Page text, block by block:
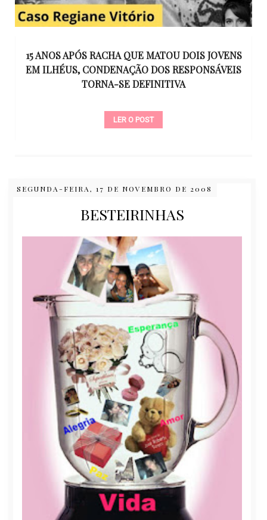
15 ANOS APÓS RACHA QUE MATOU DOIS JOVENS
EM ILHÉUS, CONDENAÇÃO DOS RESPONSÁVEIS
TORNA-SE DEFINITIVA
LER O POST
SEGUNDA-FEIRA, 17 DE NOVEMBRO DE 2008
BESTEIRINHAS